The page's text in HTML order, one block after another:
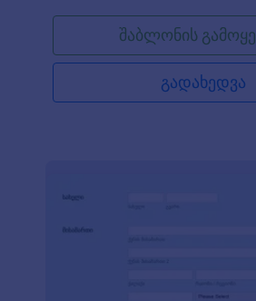
შაბლონის
გადახედვა